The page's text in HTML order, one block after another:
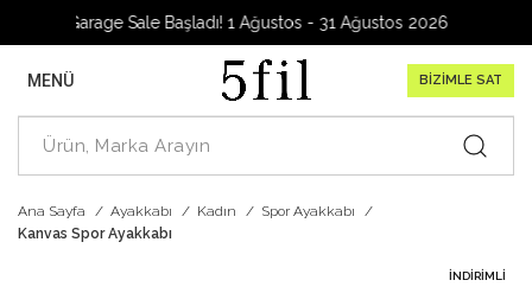
Garage Sale Başladı! 1 Ağustos - 31 Ağustos 2026
MENÜ BİZİMLE SAT
Ana Sayfa Ayakkabı Kadın
Spor Ayakkabı
Kanvas Spor Ayakkabı
İNDIRIMLI